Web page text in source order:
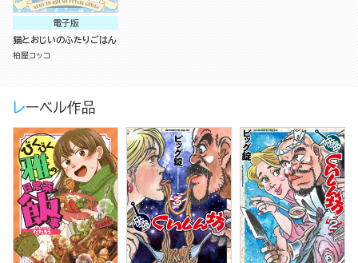
電子版
猫とおじいのふたりごはん
柏屋コッコ
レーベル作品